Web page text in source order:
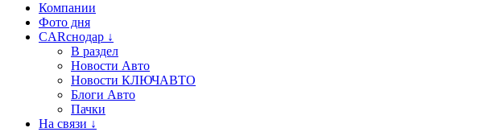
Компании
Фото дня
CARснодар ↓
В раздел
Новости Авто
Новости КЛЮЧАВТО
Блоги Авто
Пачки
На связи ↓